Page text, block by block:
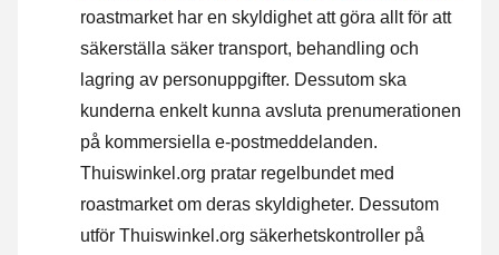
roastmarket har en skyldighet att göra allt för att
säkerställa säker transport, behandling och
lagring av personuppgifter. Dessutom ska
kunderna enkelt kunna avsluta prenumerationen
på kommersiella e-postmeddelanden.
Thuiswinkel.org pratar regelbundet med
roastmarket om deras skyldigheter. Dessutom
utför Thuiswinkel.org säkerhetskontroller på